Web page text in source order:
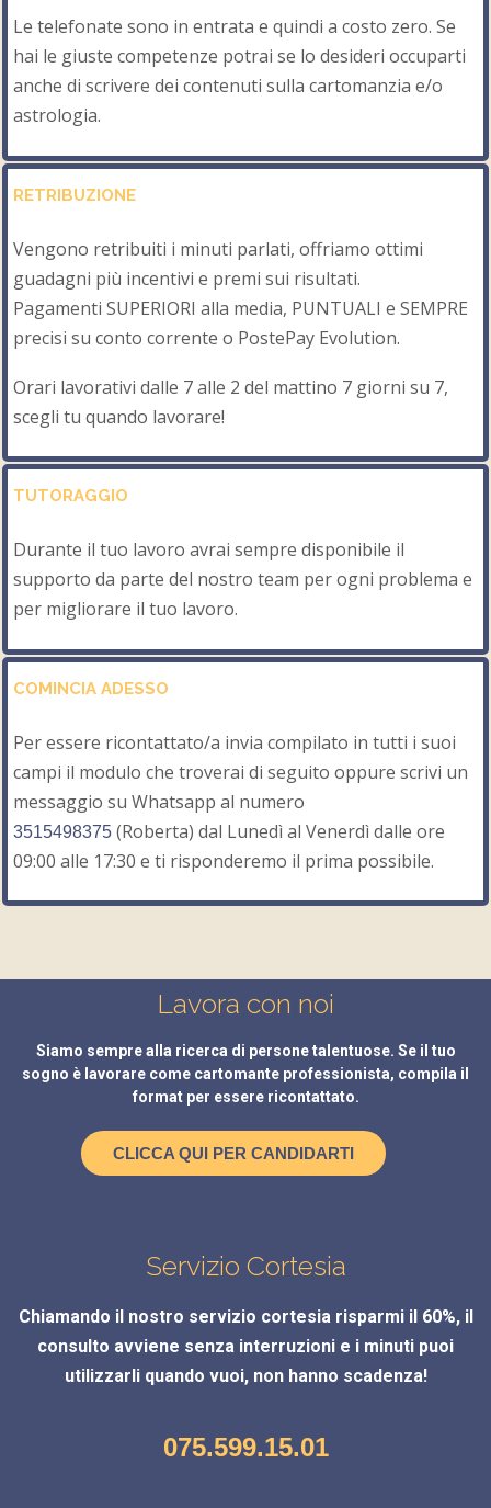
Le telefonate sono in entrata e quindi a costo zero. Se
hai le giuste competenze potrai se lo desideri occuparti
anche di scrivere dei contenuti sulla cartomanzia e/o
astrologia.
RETRIBUZIONE
Vengono retribuiti i minuti parlati, offriamo ottimi
guadagni più incentivi e premi sui risultati.
Pagamenti SUPERIORI alla media, PUNTUALI e SEMPRE
precisi su conto corrente o PostePay Evolution.
Orari lavorativi dalle 7 alle 2 del mattino 7 giorni su 7,
scegli tu quando lavorare!
TUTORAGGIO
Durante il tuo lavoro avrai sempre disponibile il
supporto da parte del nostro team per ogni problema e
per migliorare il tuo lavoro.
COMINCIA ADESSO
Per essere ricontattato/a invia compilato in tutti i suoi
campi il modulo che troverai di seguito oppure scrivi un
messaggio su Whatsapp al numero
3515498375 (Roberta) dal Lunedì al Venerdì dalle ore
09:00 alle 17:30 e ti risponderemo il prima possibile.
Lavora con noi
Siamo sempre alla ricerca di persone talentuose. Se il tuo
sogno è lavorare come cartomante professionista, compila il
format per essere ricontattato.
CLICCA QUI PER CANDIDARTI
Servizio Cortesia
Chiamando il nostro servizio cortesia risparmi il 60%, il
consulto avviene senza interruzioni e i minuti puoi
utilizzarli quando vuoi, non hanno scadenza!
075.599.15.01